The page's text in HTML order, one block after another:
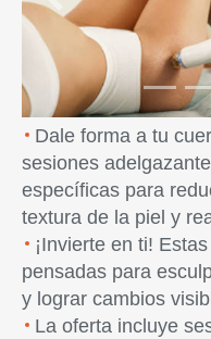
Previous
Dale forma a tu
sesiones
específicas para
textura de la piel y
¡Invierte en ti!
pensadas para
y lograr cambios
La oferta incluye